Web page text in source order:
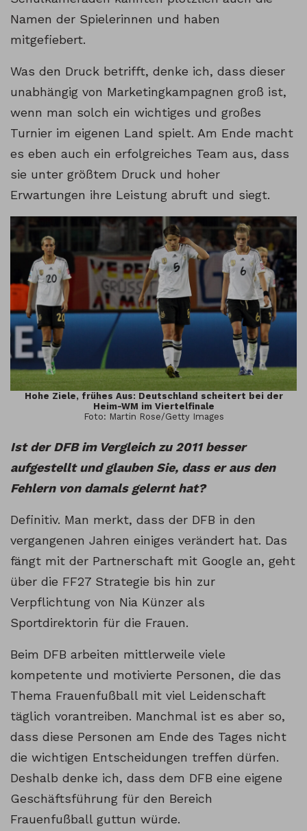
Namen der Spielerinnen und haben
mitgefiebert.
Was den Druck betrifft, denke ich, dass dieser
unabhängig von Marketingkampagnen groß ist,
wenn man solch ein wichtiges und großes
Turnier im eigenen Land spielt. Am Ende macht
es eben auch ein erfolgreiches Team aus, dass
sie unter größtem Druck und hoher
Erwartungen ihre Leistung abruft und siegt.
Hohe Ziele, frühes Aus: Deutschland scheitert bei der
Heim-WM im Viertelfinale
Foto: Martin Rose/Getty Images
Ist der DFB im Vergleich zu 2011 besser
aufgestellt und glauben Sie, dass er aus den
Fehlern von damals gelernt hat?
Definitiv. Man merkt, dass der DFB in den
vergangenen Jahren einiges verändert hat. Das
fängt mit der Partnerschaft mit Google an, geht
über die FF27 Strategie bis hin zur
Verpflichtung von Nia Künzer als
Sportdirektorin für die Frauen.
Beim DFB arbeiten mittlerweile viele
kompetente und motivierte Personen, die das
Thema Frauenfußball mit viel Leidenschaft
täglich vorantreiben. Manchmal ist es aber so,
dass diese Personen am Ende des Tages nicht
die wichtigen Entscheidungen treffen dürfen.
Deshalb denke ich, dass dem DFB eine eigene
Geschäftsführung für den Bereich
Frauenfußball guttun würde.